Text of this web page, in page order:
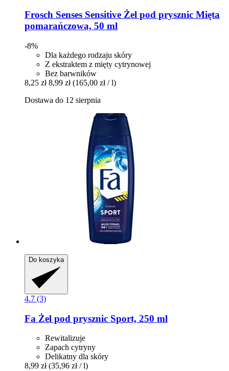
Frosch Senses Sensitive Żel pod prysznic Mięta
pomarańczowa, 50 ml
-8%
Dla każdego rodzaju skóry
Z ekstraktem z mięty cytrynowej
Bez barwników
8,25 zł 8,99 zł (165,00 zł / l)
Dostawa do 12 sierpnia
Do koszyka
4.7 (3)
Fa Żel pod prysznic Sport, 250 ml
Rewitalizuje
Zapach cytryny
Delikatny dla skóry
8,99 zł (35,96 zł / l)